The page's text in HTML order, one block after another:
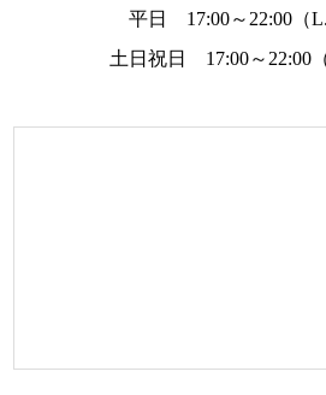
平日 17:00～22:00（
土日祝日 17:00～22:00（